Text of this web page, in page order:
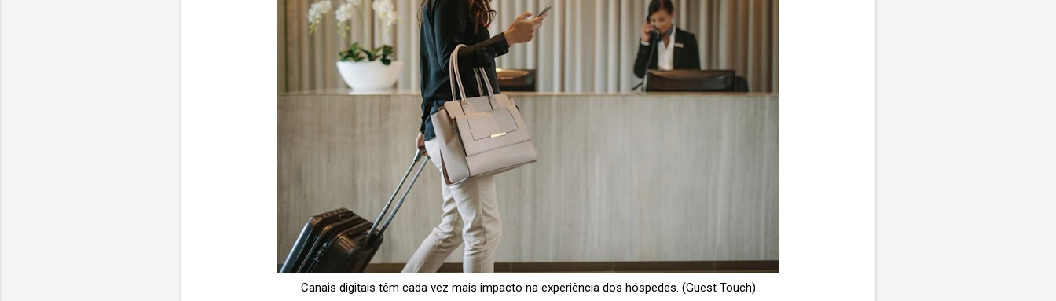
Canais digitais têm cada vez mais impacto na experiência dos hóspedes. (Guest Touch)